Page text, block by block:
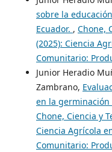
sobre la
Ecuador. , Chone,
(2025): Ciencia
Comunitario:
Junior Heradio
Zambrano,
en la germinación
Chone, Ciencia y
Ciencia Agrícola
Comunitario: